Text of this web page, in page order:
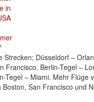
Strecken: Düsseldorf –
Francisco, Berlin-Tegel –
Tegel – Miami. Mehr Flüge
Boston, San Francisco und